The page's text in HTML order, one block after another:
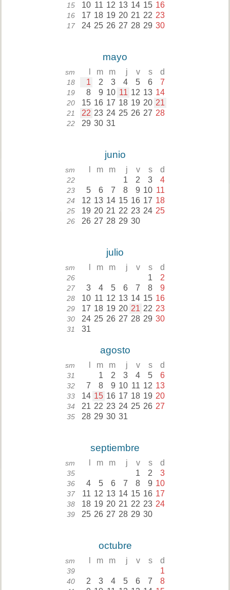
15 10 11 12 13 14 15 16
16 17 18 19 20 21 22 23
17 24 25 26 27 28 29 30
mayo
sm m m j v s d
18 1 2 3 4 5 6 7
19 8 9 10 11 12 13 14
20 15 16 17 18 19 20 21
21 22 23 24 25 26 27 28
22 29 30 31
junio
sm m m j v s d
22 1 2 3 4
23 5 6 7 8 9 10 11
24 12 13 14 15 16 17 18
25 19 20 21 22 23 24 25
26 26 27 28 29 30
julio
sm m m j v s d
26 1 2
27 3 4 5 6 7 8 9
28 10 11 12 13 14 15 16
29 17 18 19 20 21 22 23
30 24 25 26 27 28 29 30
31 31
agosto
sm m m j v s d
31 1 2 3 4 5 6
32 7 8 9 10 11 12 13
33 14 15 16 17 18 19 20
34 21 22 23 24 25 26 27
35 28 29 30 31
septiembre
sm m m j v s d
35 1 2 3
36 4 5 6 7 8 9 10
37 11 12 13 14 15 16 17
38 18 19 20 21 22 23 24
39 25 26 27 28 29 30
octubre
sm m m j v s d
39 1
40 2 3 4 5 6 7 8